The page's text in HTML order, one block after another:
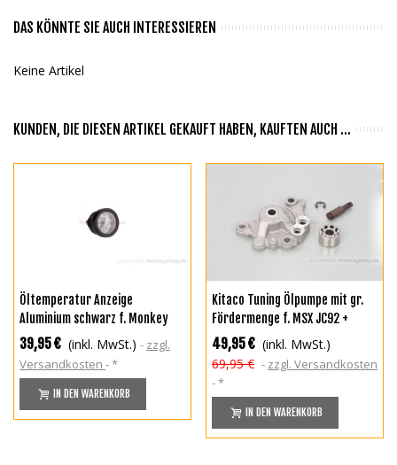
DAS KÖNNTE SIE AUCH INTERESSIEREN
Keine Artikel
KUNDEN, DIE DIESEN ARTIKEL GEKAUFT HABEN, KAUFTEN AUCH ...
Öltemperatur Anzeige
Aluminium schwarz f. Monkey
125 + MSX JC92 + Daytona 2V
ANIMA 4V
39,95 € (inkl. MwSt.)
zzgl.
Versandkosten
*
IN DEN WARENKORB
Kitaco Tuning Ölpumpe mit gr.
Fördermenge f. MSX JC92 +
Monkey 125 JB03 JB05 + Dax 125
49,95 € (inkl. MwSt.)
69,95 €
zzgl. Versandkosten
*
IN DEN WARENKORB